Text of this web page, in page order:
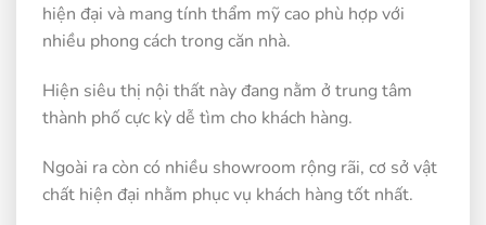
hiện đại và mang tính thẩm mỹ cao phù hợp với
nhiều phong cách trong căn nhà.
Hiện siêu thị nội thất này đang nằm ở trung tâm
thành phố cực kỳ dễ tìm cho khách hàng.
Ngoài ra còn có nhiều showroom rộng rãi, cơ sở vật
chất hiện đại nhằm phục vụ khách hàng tốt nhất.